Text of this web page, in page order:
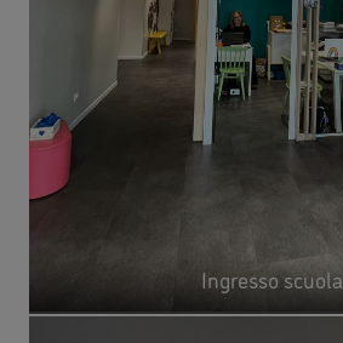
Ingresso scuola